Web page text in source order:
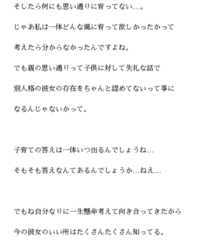
そしたら何にも思い通りに育ってない…。
じゃあ私は一体どんな風に育って欲しかったかって
考えたら分からなかったんですよね。
でも親の思い通りって子供に対して失礼な話で
別人格の彼女の存在をちゃんと認めてないって事に
なるんじゃないかって。
子育ての答えは一体いつ出るんでしょうね…
そもそも答えなんてあるんでしょうか…ねえ…
でもね自分なりに一生懸命考えて向き合ってきたから
今の彼女のいい所はたくさんたくさん知ってる。